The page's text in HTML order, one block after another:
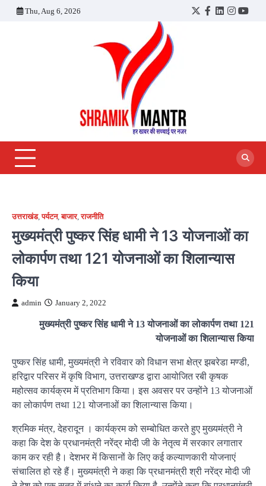
Thu, Aug 6, 2026
Twitter
Facebook
LinkedIn
उत्तराखंड,पर्यटन,बाजार,राजनीति
मुख्यमंत्री पुष्कर सिंह धामी ने 13 योजनाओं का
लोकार्पण तथा 121 योजनाओं का शिलान्यास
किया
admin January 2, 2022
मुख्यमंत्री पुष्कर सिंह धामी ने 13 योजनाओं का लोकार्पण तथा 121
योजनाओं का शिलान्यास किया
पुष्कर सिंह धामी, मुख्यमंत्री ने रविवार को विधान सभा क्षेत्र झबरेडा मण्डी,
हरिद्वार परिसर में कृषि विभाग, उत्तराखण्ड द्वारा आयोजित रबी कृषक
महोत्सव कार्यक्रम में प्रतिभाग किया। इस अवसर पर उन्होंने 13 योजनाओं
का लोकार्पण तथा 121 योजनाओं का शिलान्यास किया।
श्रमिक मंत्र, देहरादून । कार्यक्रम को सम्बोधित करते हुए मुख्यमंत्री ने
कहा कि देश के प्रधानमंत्री नरेंद्र मोदी जी के नेतृत्व में सरकार लगातार
काम कर रही है। देशभर में किसानों के लिए कई कल्याणकारी योजनाएं
संचालित हो रहे हैं। मुख्यमंत्री ने कहा कि प्रधानमंत्री श्री नरेंद्र मोदी जी